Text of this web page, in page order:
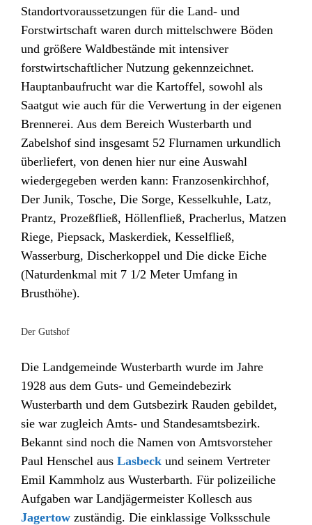
Standortvoraussetzungen für die Land- und
Forstwirtschaft waren durch mittelschwere Böden
und größere Waldbestände mit intensiver
forstwirtschaftlicher Nutzung gekennzeichnet.
Hauptanbaufrucht war die Kartoffel, sowohl als
Saatgut wie auch für die Verwertung in der eigenen
Brennerei. Aus dem Bereich Wusterbarth und
Zabelshof sind insgesamt 52 Flurnamen urkundlich
überliefert, von denen hier nur eine Auswahl
wiedergegeben werden kann: Franzosenkirchhof,
Der Junik, Tosche, Die Sorge, Kesselkuhle, Latz,
Prantz, Prozeßfließ, Höllenfließ, Pracherlus, Matzen
Riege, Piepsack, Maskerdiek, Kesselfließ,
Wasserburg, Discherkoppel und Die dicke Eiche
(Naturdenkmal mit 7 1/2 Meter Umfang in
Brusthöhe).
Der Gutshof
Die Landgemeinde Wusterbarth wurde im Jahre
1928 aus dem Guts- und Gemeindebezirk
Wusterbarth und dem Gutsbezirk Rauden gebildet,
sie war zugleich Amts- und Standesamtsbezirk.
Bekannt sind noch die Namen von Amtsvorsteher
Paul Henschel aus Lasbeck und seinem Vertreter
Emil Kammholz aus Wusterbarth. Für polizeiliche
Aufgaben war Landjägermeister Kollesch aus
Jagertow zuständig. Die einklassige Volksschule